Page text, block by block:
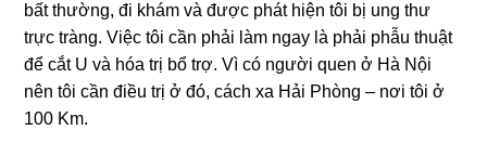
bất thường, đi khám và được phát hiện tôi bị unɡ thư
trực tràng. Việc tôi cần phải làm ngay là phải phẫu thuật
để cắt U và hóa trị bổ trợ. Vì có người quen ở Hà Nội
nên tôi cần điều trị ở đó, cách xa Hải Phònɡ – nơi tôi ở
100 Km.